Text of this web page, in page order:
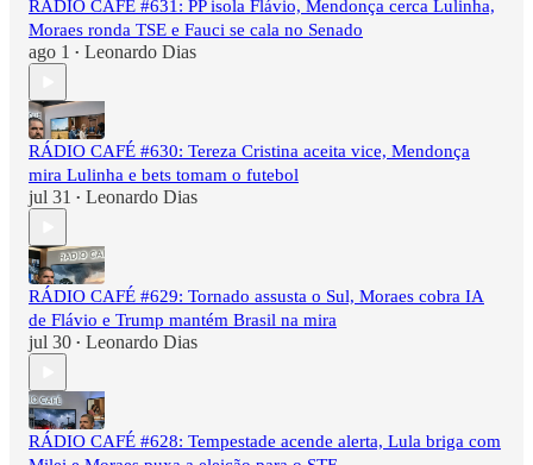
RÁDIO CAFÉ #631: PP isola Flávio, Mendonça cerca Lulinha,
Moraes ronda TSE e Fauci se cala no Senado
ago 1 • Leonardo Dias
RÁDIO CAFÉ #630: Tereza Cristina aceita vice, Mendonça
mira Lulinha e bets tomam o futebol
jul 31 • Leonardo Dias
RÁDIO CAFÉ #629: Tornado assusta o Sul, Moraes cobra IA
de Flávio e Trump mantém Brasil na mira
jul 30 • Leonardo Dias
RÁDIO CAFÉ #628: Tempestade acende alerta, Lula briga com